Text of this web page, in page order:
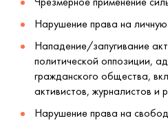
Нарушение права на личную
Нападение/запугивание
политической оппозиции,
гражданского общества,
активистов, журналистов и
Нарушение права на